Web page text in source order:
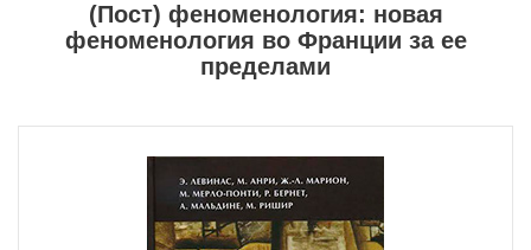
(Пост) феноменология: новая
феноменология во Франции за ее
пределами